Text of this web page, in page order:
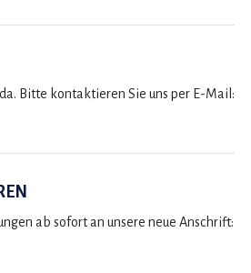
Bitte kontaktieren Sie uns per E-Mail:
ab sofort an unsere neue Anschrift: